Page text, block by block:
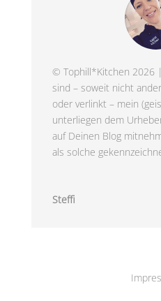
© Tophill*Kitchen 2026
sind – soweit nicht
oder verlinkt – mein
unterliegen dem
auf Deinen Blog
als solche
Steffi